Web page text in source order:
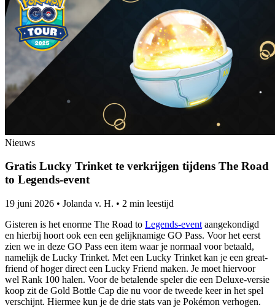
Nieuws
Gratis Lucky Trinket te verkrijgen tijdens The Road
to Legends-event
19 juni 2026 • Jolanda v. H. • 2 min leestijd
Gisteren is het enorme The Road to Legends-event aangekondigd
en hierbij hoort ook een een gelijknamige GO Pass. Voor het eerst
zien we in deze GO Pass een item waar je normaal voor betaald,
namelijk de Lucky Trinket. Met een Lucky Trinket kan je een great-
friend of hoger direct een Lucky Friend maken. Je moet hiervoor
wel Rank 100 halen. Voor de betalende speler die een Deluxe-versie
koop zit de Gold Bottle Cap die nu voor de tweede keer in het spel
verschijnt. Hiermee kun je de drie stats van je Pokémon verhogen.